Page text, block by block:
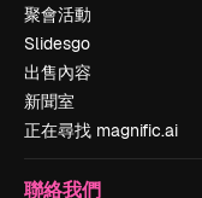
聚會活動
Slidesgo
出售內容
新聞室
正在尋找 magnific.ai
聯絡我們